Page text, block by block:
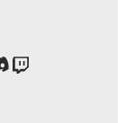
Twitch